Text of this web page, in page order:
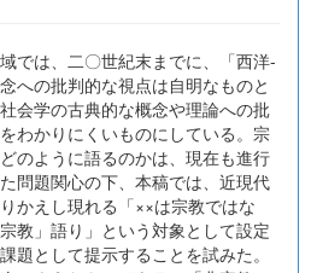
では、二〇世紀末までに、「西洋-
への批判的な視点は自明なものと
会学の古典的な概念や理論への批
わかりにくいものにしている。宗
のように語るのかは、現在も進行
問題関心の下、本稿では、近現代
かえし現れる「××は宗教ではな
教」語り」という対象として設定
題として提示することを試みた。